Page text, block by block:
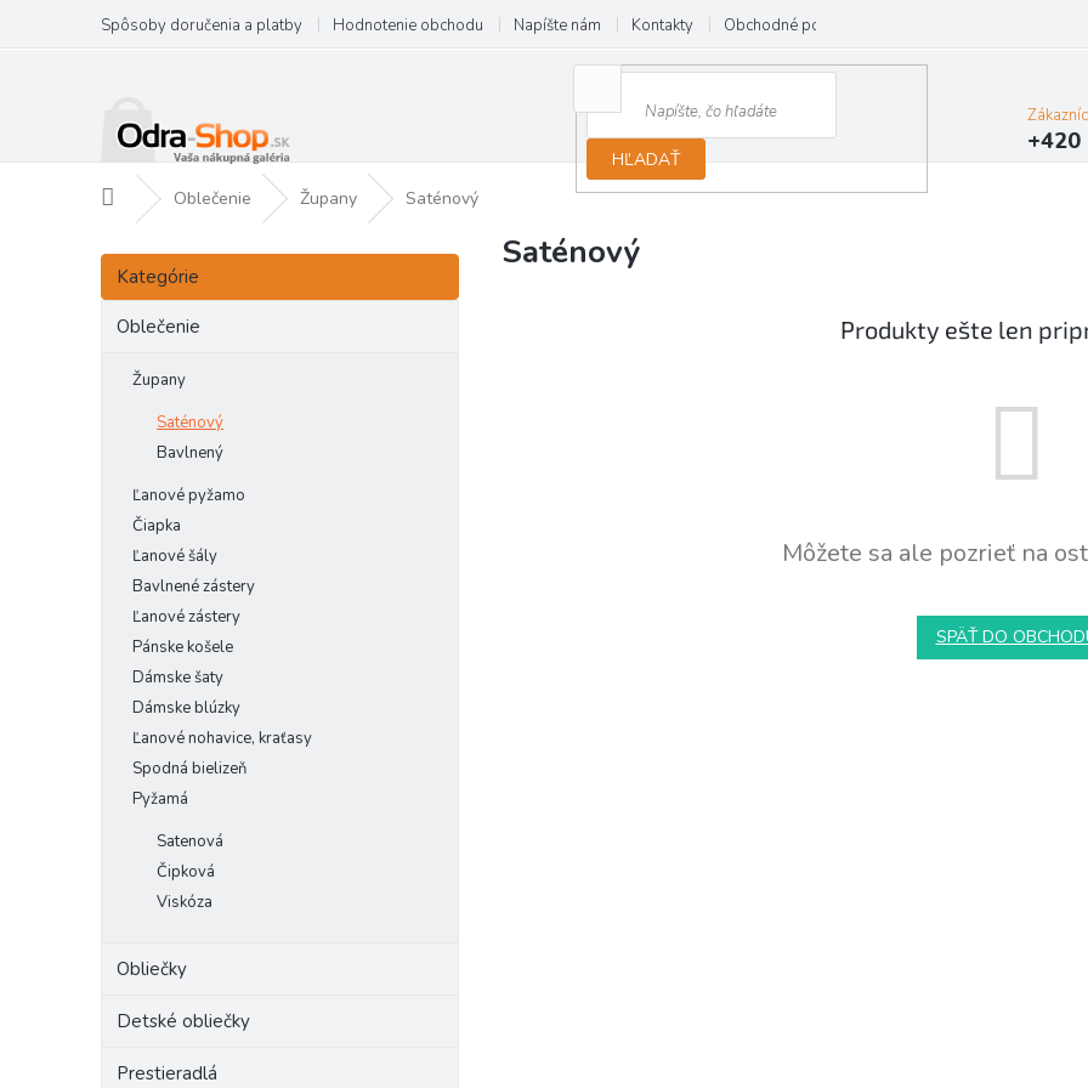
obsah
Spôsoby doručenia a platby Hodnotenie obchodu Napíšte nám Kontakty Obchodné podmienky
HĽADAŤ
+420
DomovOblečenie Župany Saténový
B
č
Preskočiť
kategórie
Kategórie
Oblečenie
Župany
Saténový
Bavlnený
Ľanové pyžamo
Čiapka
Ľanové šály
Bavlnené zástery
Ľanové zástery
Pánske košele
Dámske šaty
Dámske blúzky
Ľanové nohavice, kraťasy
Spodná bielizeň
Pyžamá
Satenová
Čipková
Viskóza
Obliečky
Detské obliečky
Prestieradlá
Saténový
Produkty ešte len
Môžete sa ale pozrieť na
SPÄŤ DO